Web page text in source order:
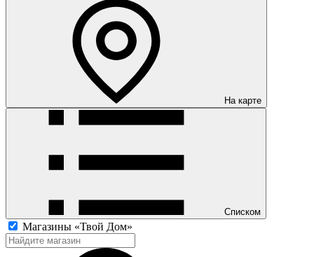
На карте
Списком
Магазины «Твой Дом»